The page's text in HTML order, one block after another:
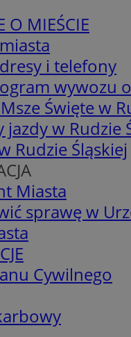
O MIEŚCIE
i telefony
wywozu
Święte w
jazdy w Rudzie
Rudzie Śląskiej
Miasta
sprawę w
Cywilnego